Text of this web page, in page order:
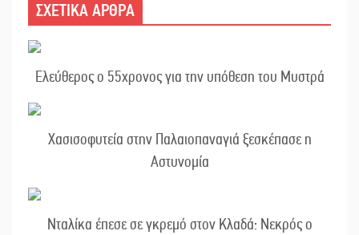
ΣΧΕΤΙΚΑ ΑΡΘΡΑ
Ελεύθερος ο 55χρονος για την υπόθεση του Μυστρά
Χασισοφυτεία στην Παλαιοπαναγιά ξεσκέπασε η
Αστυνομία
Νταλίκα έπεσε σε γκρεμό στον Κλαδά: Νεκρός ο